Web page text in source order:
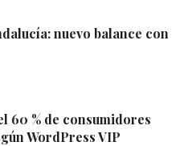
nuevo balance con
60 % de consumidores
WordPress VIP